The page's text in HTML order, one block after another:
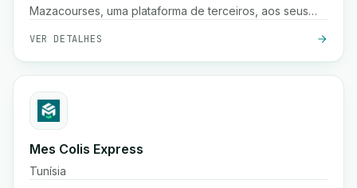
Mazacourses, uma plataforma de terceiros, aos seus
VER DETALHES
Mes Colis Express
Tunísia